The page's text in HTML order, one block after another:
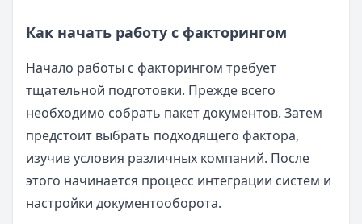
Как начать работу с факторингом
Начало работы с факторингом требует
тщательной подготовки. Прежде всего
необходимо собрать пакет документов. Затем
предстоит выбрать подходящего фактора,
изучив условия различных компаний. После
этого начинается процесс интеграции систем и
настройки документооборота.